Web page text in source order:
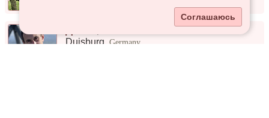
Duisburg ,Germany
Соглашаюсь